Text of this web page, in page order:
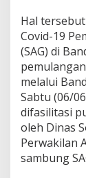
Hal
Covid-19
(SAG) di
melalui
Sabtu (06/
difasilitasi
oleh Dinas
Perwakilan
sambung